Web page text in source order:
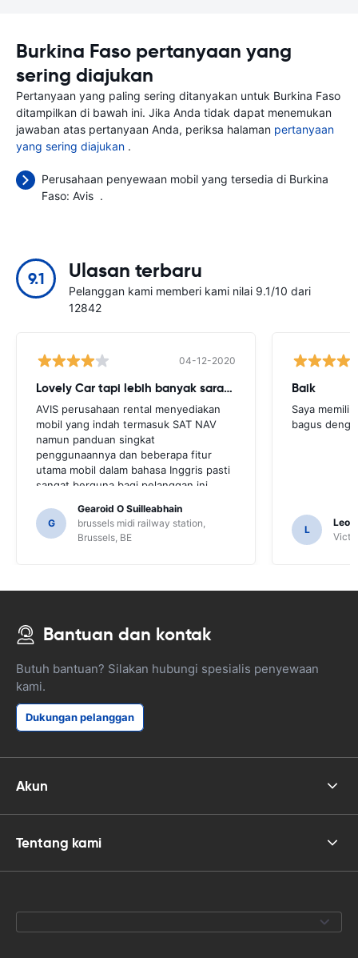
Burkina Faso pertanyaan yang
sering diajukan
Pertanyaan yang paling sering ditanyakan untuk Burkina Faso
ditampilkan di bawah ini. Jika Anda tidak dapat menemukan
jawaban atas pertanyaan Anda, periksa halaman pertanyaan
yang sering diajukan .
Perusahaan penyewaan mobil yang tersedia di Burkina
Faso: Avis .
9.1 Ulasan terbaru
Pelanggan kami memberi kami nilai 9.1/10 dari
12842
04-12-2020
Lovely Car tapi lebih banyak saran yang dibutuhkan
AVIS perusahaan rental menyediakan
mobil yang indah termasuk SAT NAV
namun panduan singkat
penggunaannya dan beberapa fitur
utama mobil dalam bahasa Inggris pasti
sangat berguna bagi pelanggan ini.
penduduk setempat untuk
mendapatkan panduan dan hanya untuk
itu kami mungkin tidak mengetahui
G
Gearoid O Suilleabhain
brussels midi railway station,
Brussels, BE
Baik
Saya
bagus
L
Bantuan dan kontak
Butuh bantuan? Silakan hubungi spesialis penyewaan
kami.
Dukungan pelanggan
Akun
Tentang kami